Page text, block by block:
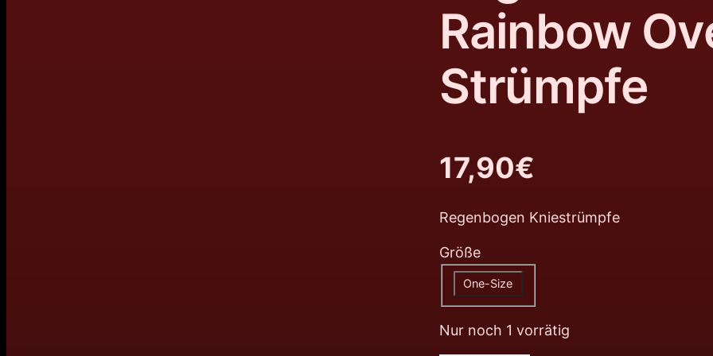
Rainbow
Strümpfe
17,90€
Regenbogen Kniestrümpfe
Größe
One-Size
Nur noch 1 vorrätig